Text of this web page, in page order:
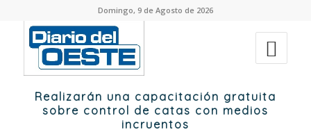
Domingo, 9 de Agosto de 2026
Realizarán una capacitación gratuita
sobre control de catas con medios
incruentos